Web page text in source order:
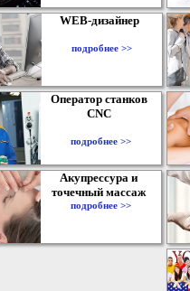
WEB-дизайнер
подробнее >>
Оператор станков
CNC
подробнее >>
Акупрессура и
точечный массаж
подробнее >>